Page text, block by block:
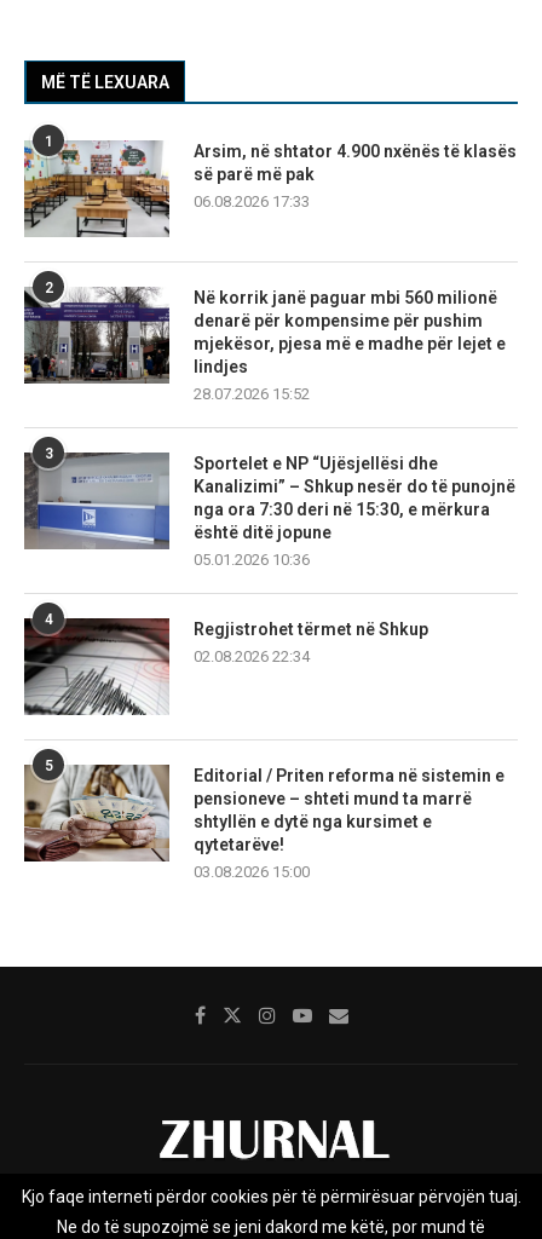
MË TË LEXUARA
1
Arsim, në shtator 4.900 nxënës të klasës
së parë më pak
06.08.2026 17:33
2
Në korrik janë paguar mbi 560 milionë
denarë për kompensime për pushim
mjekësor, pjesa më e madhe për lejet e
lindjes
28.07.2026 15:52
3
Sportelet e NP “Ujësjellësi dhe
Kanalizimi” – Shkup nesër do të punojnë
nga ora 7:30 deri në 15:30, e mërkura
është ditë jopune
05.01.2026 10:36
4
Regjistrohet tërmet në Shkup
02.08.2026 22:34
5
Editorial / Priten reforma në sistemin e
pensioneve – shteti mund ta marrë
shtyllën e dytë nga kursimet e
qytetarëve!
03.08.2026 15:00
Rreth nesh Impresumi Marketing
Kontakt
Kjo faqe interneti përdor cookies për të përmirësuar përvojën tuaj.
Ne do të supozojmë se jeni dakord me këtë, por mund të